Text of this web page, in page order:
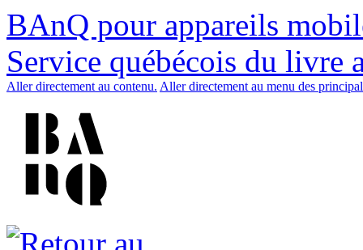
BAnQ pour appareils
Service québécois du livre
Aller directement au contenu. Aller directement au menu des